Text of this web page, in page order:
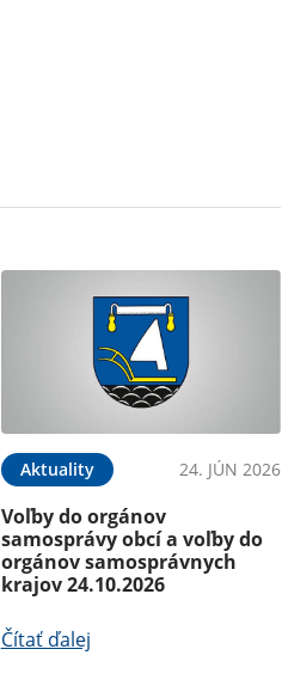
Aktuality 24. JÚN 2026
Voľby do orgánov
samosprávy obcí a voľby do
orgánov samosprávnych
krajov 24.10.2026
Čítať ďalej